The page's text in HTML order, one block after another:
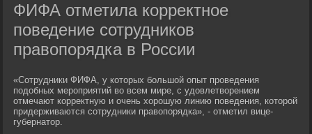
ФИФА отметила корректное
поведение сотрудников
правопорядка в России
«Сотрудники ФИФА, у которых большой опыт проведения
подобных мероприятий во всем мире, с удовлетворением
отмечают корректную и очень хорошую линию поведения, которой
придерживаются сотрудники правопорядка», - отметил вице-
губернатор.